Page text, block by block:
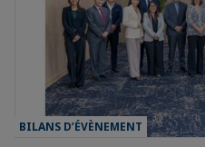
BILANS D’ÉVÈNEMENT